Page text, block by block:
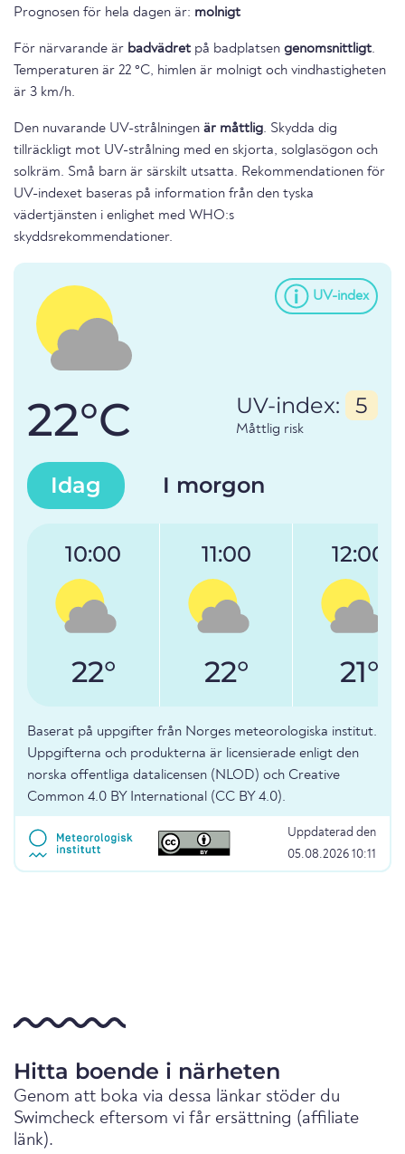
Prognosen för hela dagen är: molnigt
För närvarande är badvädret på badplatsen genomsnittligt.
Temperaturen är 22 °C, himlen är molnigt och vindhastigheten
är 3 km/h.
Den nuvarande UV-strålningen är måttlig. Skydda dig
tillräckligt mot UV-strålning med en skjorta, solglasögon och
solkräm. Små barn är särskilt utsatta. Rekommendationen för
UV-indexet baseras på information från den tyska
vädertjänsten i enlighet med WHO:s
skyddsrekommendationer.
UV-index
22°C UV-index: 5
Måttlig risk
Idag I morgon
10:00
22°
11:00
22°
12:00
21°
Baserat på uppgifter från Norges meteorologiska institut.
Uppgifterna och produkterna är licensierade enligt den
norska offentliga datalicensen (NLOD) och Creative
Common 4.0 BY International (CC BY 4.0).
Uppdaterad den
05.08.2026 10:11
Hitta boende i närheten
Genom att boka via dessa länkar stöder du
Swimcheck eftersom vi får ersättning (affiliate
länk).